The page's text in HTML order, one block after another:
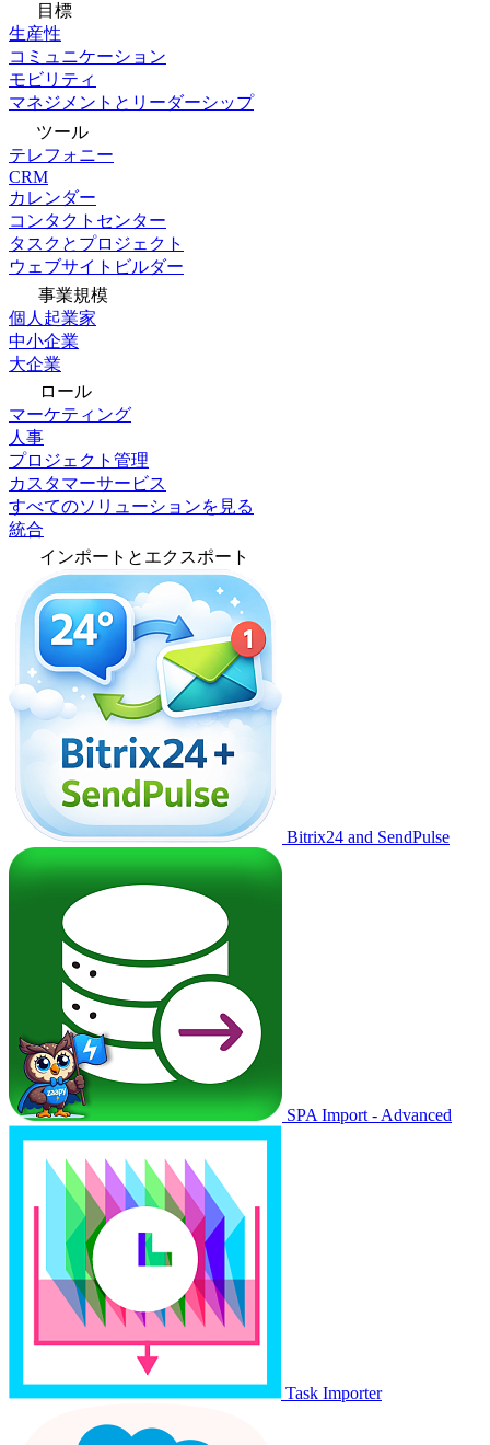
目標
生産性
コミュニケーション
モビリティ
マネジメントとリーダーシップ
ツール
テレフォニー
CRM
カレンダー
コンタクトセンター
タスクとプロジェクト
ウェブサイトビルダー
事業規模
個人起業家
中小企業
大企業
ロール
マーケティング
人事
プロジェクト管理
カスタマーサービス
すべてのソリューションを見る
統合
インポートとエクスポート
Bitrix24 and SendPulse
SPA Import - Advanced
Task Importer